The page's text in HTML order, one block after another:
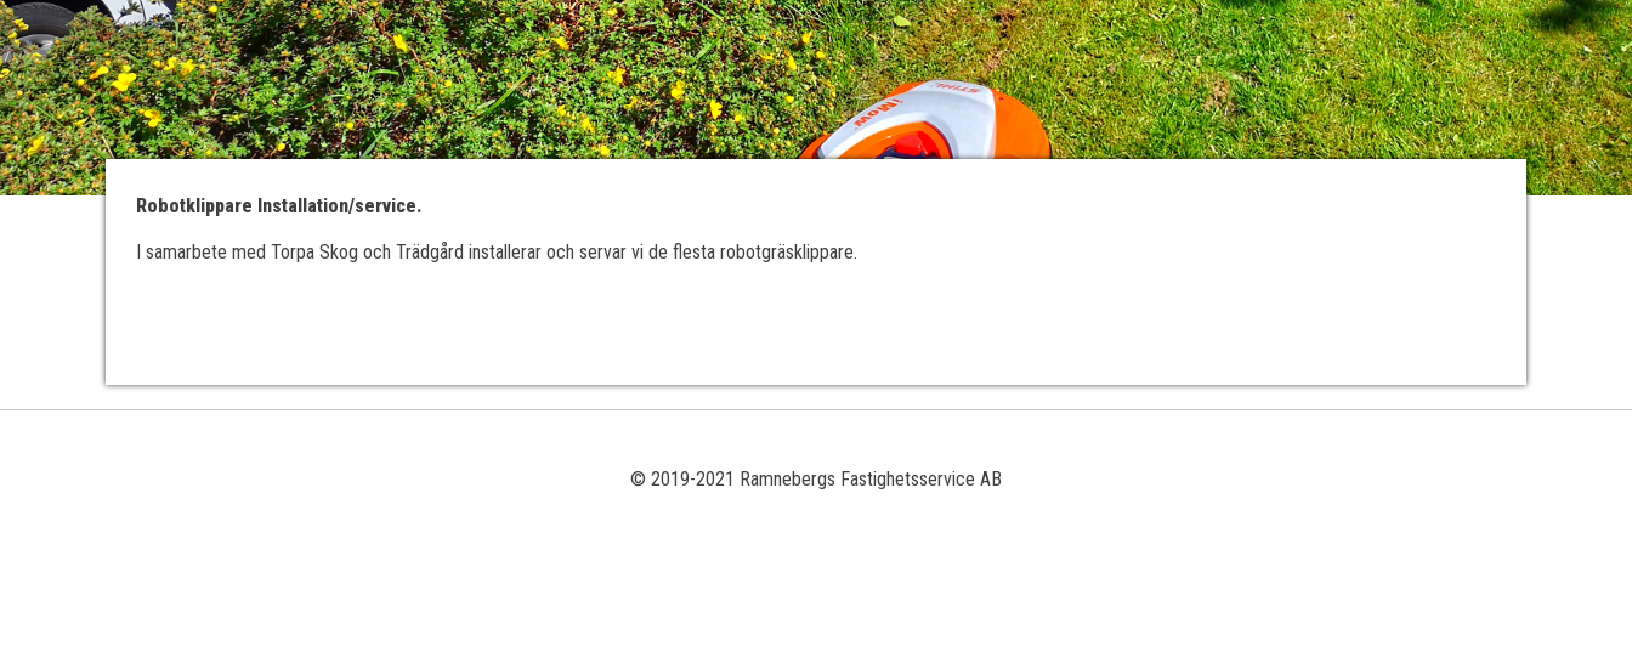
Robotklippare Installation/service.
I samarbete med Torpa Skog och Trädgård installerar och servar vi de flesta robotgräsklippare.
© 2019-2021 Ramnebergs Fastighetsservice AB